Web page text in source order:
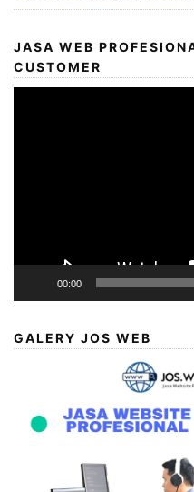
JASA WEB
CUSTOMER
00:00
GALERY JOS WEB